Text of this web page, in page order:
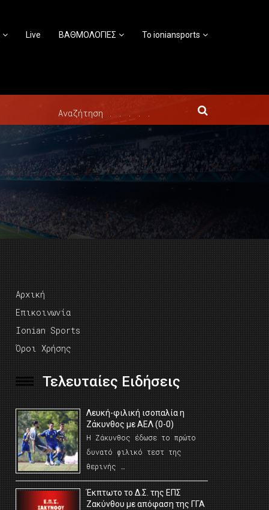
Live ΒΑΘΜΟΛΟΓΙΕΣ Το ioniansports
Αρχική
Επικοινωνία
Ionian Sports
Όροι Χρήσης
Τελευταίες Ειδήσεις
Λευκή-φιλική ισοπαλία η
Ζάκυνθος με ΑΕΛ (0-0)
Η Ζάκυνθος έδωσε το πρώτο
δυνατό φιλικό τεστ της
θερινής …
Έκπτωτο το Δ.Σ. της ΕΠΣ
Ζακύνθου με απόφαση της ΓΓΑ